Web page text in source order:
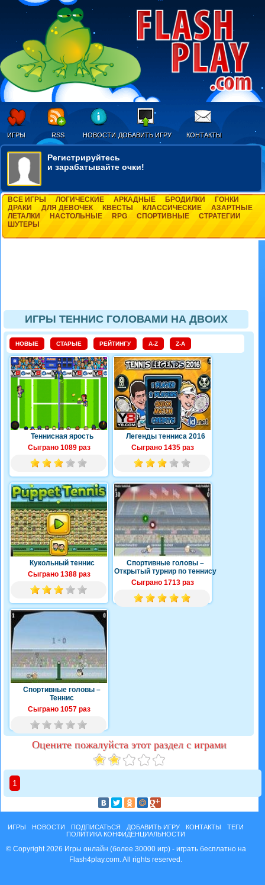
ИГРЫ RSS НОВОСТИ ДОБАВИТЬ ИГРУ КОНТАКТЫ
Регистрируйтесь
и зарабатывайте очки!
ВСЕ ИГРЫ ЛОГИЧЕСКИЕ АРКАДНЫЕ БРОДИЛКИ
ГОНКИ
ДРАКИ
ДЛЯ ДЕВОЧЕК КВЕСТЫ КЛАССИЧЕСКИЕ
АЗАРТНЫЕ
ЛЕТАЛКИ
НАСТОЛЬНЫЕ RPG СПОРТИВНЫЕ
СТРАТЕГИИ
ШУТЕРЫ
ИГРЫ ТЕННИС ГОЛОВАМИ НА ДВОИХ
НОВЫЕ СТАРЫЕ РЕЙТИНГУ A-Z Z-A
Теннисная ярость
Сыграно 1089 раз
Легенды тенниса 2016
Сыграно 1435 раз
Кукольный теннис
Сыграно 1388 раз
Спортивные головы –
Открытый турнир по теннису
Сыграно 1713 раз
Спортивные головы –
Теннис
Сыграно 1057 раз
Оцените пожалуйста этот раздел с играми
1
ИГРЫ НОВОСТИ ПОДПИСАТЬСЯ ДОБАВИТЬ ИГРУ КОНТАКТЫ
ТЕГИ
ПОЛИТИКА КОНФИДЕНЦИАЛЬНОСТИ
© Copyright 2026 Игры онлайн (более 30000 игр) - играть бесплатно на
Flash4play.com. All rights reserved.